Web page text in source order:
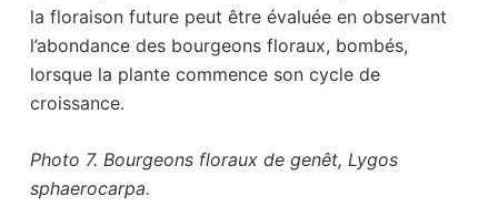
la floraison future peut être évaluée en observant
l’abondance des bourgeons floraux, bombés,
lorsque la plante commence son cycle de
croissance.
Photo 7. Bourgeons floraux de genêt, Lygos
sphaerocarpa.